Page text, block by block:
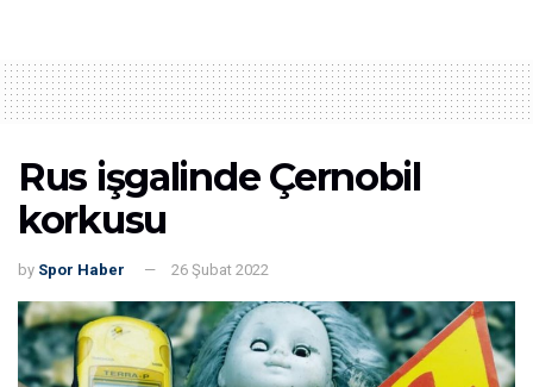
Rus işgalinde Çernobil
korkusu
by Spor Haber 26 Şubat 2022